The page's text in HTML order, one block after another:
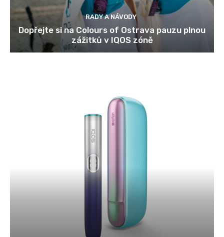
RADY A NÁVODY
Dopřejte si na Colours of Ostrava pauzu plnou
zážitků v IQOS zóně